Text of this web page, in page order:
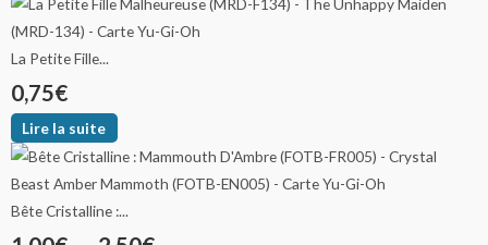
La Petite Fille...
0,75€
Lire la suite
Bête Cristalline :...